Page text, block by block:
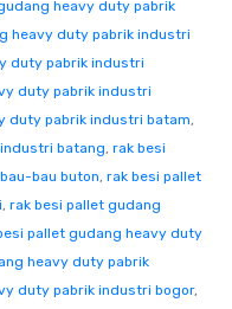
heavy duty pabrik
heavy duty pabrik industri
duty pabrik industri
duty pabrik industri
duty pabrik industri batam,
batang, rak besi
bau buton, rak besi pallet
, rak besi pallet gudang
pallet gudang heavy duty
heavy duty pabrik
duty pabrik industri bogor,